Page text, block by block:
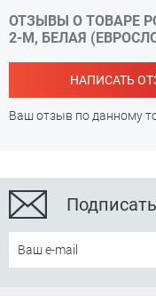
ОТЗЫВЫ О ТОВАРЕ
2-М, БЕЛАЯ
НАПИСАТЬ
Ваш отзыв по данному